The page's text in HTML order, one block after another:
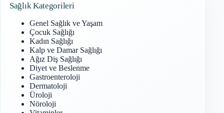
Sağlık Kategorileri
Genel Sağlık ve Yaşam
Çocuk Sağlığı
Kadın Sağlığı
Kalp ve Damar Sağlığı
Ağız Diş Sağlığı
Diyet ve Beslenme
Gastroenteroloji
Dermatoloji
Üroloji
Nöroloji